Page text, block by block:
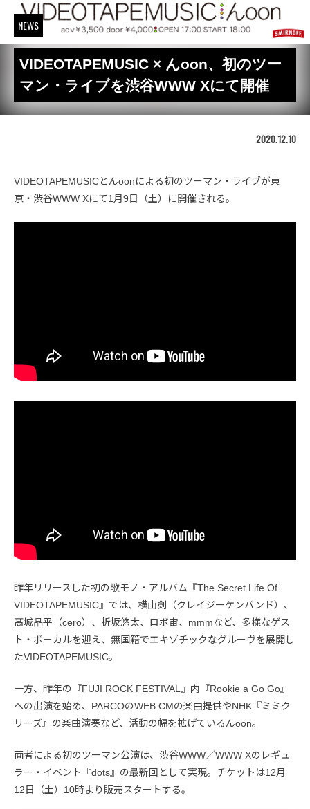
NEWS
VIDEOTAPEMUSIC × んoon、初のツー
マン・ライブを渋谷WWW Xにて開催
2020.12.10
VIDEOTAPEMUSICとんoonによる初のツーマン・ライブが東
京・渋谷WWW Xにて1月9日（土）に開催される。
昨年リリースした初の歌モノ・アルバム『The Secret Life Of
VIDEOTAPEMUSIC』では、横山剣（クレイジーケンバンド）、
髙城晶平（cero）、折坂悠太、ロボ宙、mmmなど、多様なゲス
ト・ボーカルを迎え、無国籍でエキゾチックなグルーヴを展開し
たVIDEOTAPEMUSIC。
一方、昨年の『FUJI ROCK FESTIVAL』内『Rookie a Go Go』
への出演を始め、PARCOのWEB CMの楽曲提供やNHK『ミミク
リーズ』の楽曲演奏など、活動の幅を拡げているんoon。
両者による初のツーマン公演は、渋谷WWW／WWW Xのレギュ
ラー・イベント『dots』の最新回として実現。チケットは12月
12日（土）10時より販売スタートする。